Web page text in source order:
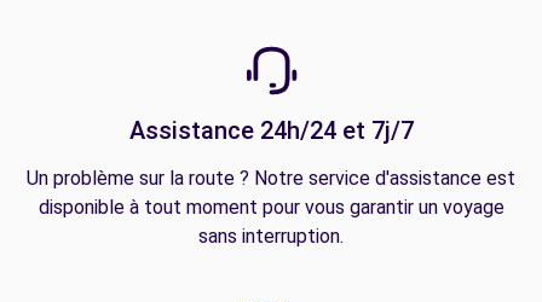
Assistance 24h/24 et 7j/7
Un problème sur la route ? Notre service d'assistance est
disponible à tout moment pour vous garantir un voyage
sans interruption.